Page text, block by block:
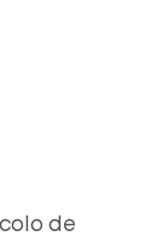
de